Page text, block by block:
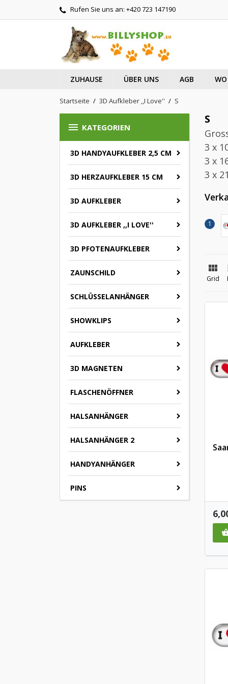
Rufen Sie uns an: +420 723 147190
ZUHAUSE ÜBER UNS AGB
Startseite 3D Aufkleber ,,I Love'' S
 KATEGORIEN
3D HANDYAUFKLEBER 2,5 CM
3D HERZAUFKLEBER 15 CM
3D AUFKLEBER
3D AUFKLEBER ,,I LOVE''
3D PFOTENAUFKLEBER
ZAUNSCHILD
SCHLÜSSELANHÄNGER
SHOWKLIPS
AUFKLEBER
3D MAGNETEN
FLASCHENÖFFNER
HALSANHÄNGER
HALSANHÄNGER 2
HANDYANHÄNGER
PINS
S
3 x
3 x
3 x

Grid